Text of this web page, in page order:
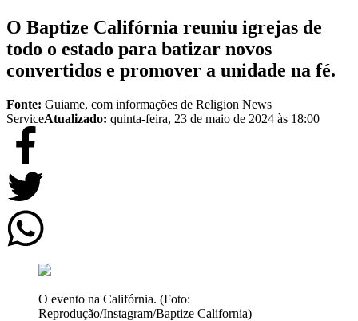
O Baptize Califórnia reuniu igrejas de
todo o estado para batizar novos
convertidos e promover a unidade na fé.
Fonte: Guiame, com informações de Religion News
ServiceAtualizado: quinta-feira, 23 de maio de 2024 às 18:00
O evento na Califórnia. (Foto:
Reprodução/Instagram/Baptize California)